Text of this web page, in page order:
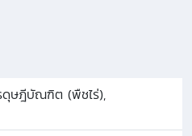
ดุษฎีบัณฑิต (พืชไร่),